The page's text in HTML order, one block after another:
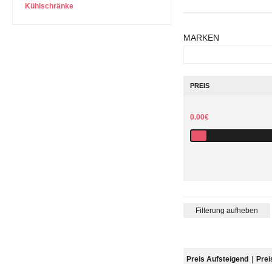
Kühlschränke
MARKEN
PREIS
0.00€
Filterung aufheben
Preis Aufsteigend